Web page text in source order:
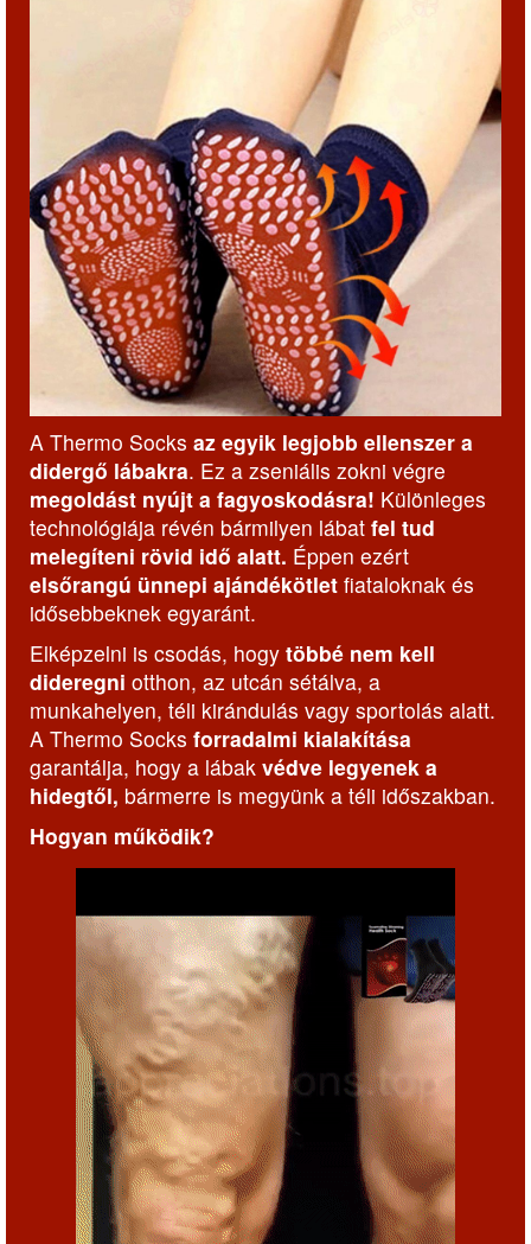
A Thermo Socks az egyik legjobb ellenszer a
didergő lábakra. Ez a zseniális zokni végre
megoldást nyújt a fagyoskodásra! Különleges
technológiája révén bármilyen lábat fel tud
melegíteni rövid idő alatt. Éppen ezért
elsőrangú ünnepi ajándékötlet fiataloknak és
idősebbeknek egyaránt.
Elképzelni is csodás, hogy többé nem kell
dideregni otthon, az utcán sétálva, a
munkahelyen, téli kirándulás vagy sportolás alatt.
A Thermo Socks forradalmi kialakítása
garantálja, hogy a lábak védve legyenek a
hidegtől, bármerre is megyünk a téli időszakban.
Hogyan működik?